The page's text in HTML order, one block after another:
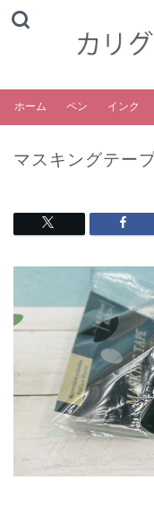
ホーム ペン インク
マスキングテ